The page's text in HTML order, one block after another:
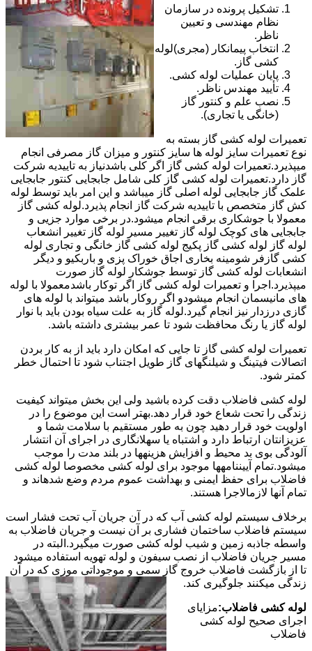
تشکیل پرونده در سازمان
نظام مهندسی و تعیین
ناظر.
انتخاب پیمانکار (مجری)لوله
کشی گاز.
پایان عملیات لوله کشی.
تأیید مهندس ناظر.
نصب علم و کنتور گاز
(خانگی یا تجاری).
تعمیرات لوله کشی گاز بسته به
نوع تعمیرات سایز لوله ها سایز کنتور و میزان گاز مصرفی انجام
میپذیرد.تعمیرات لوله کشی گاز اگر کلی باشدنیاز به تاییدیه شرکت
گاز دارد.تعمیرات لوله کشی گاز کلی شامل جابجایی کنتور جابجایی
علمک گاز جابجایی لوله اصلی گاز میباشد و این امر باید توسط لوله
کش گاز متخصص با تاییدیه شرکت گاز انجام پذیرد.لوله کشی گاز
معمولا با جوشکاری برقی انجام میشود.در برخی موارد جزیی و
جابجایی های کوچک لوله گاز تغییر مسیر لوله گاز تغییر انشعاب
لوله گاز لوله کشی گاز پکیج لوله کشی گاز خانگی و تجاری لوله
کشی گازفر شومینه بخاری اجاق خوراک پزی و باربکیو و دیگر
انشعابات لوله کشی گاز توسط جوشکار لوله گاز صورت
میپذیرد.اجرا و تعمیرات لوله کشی گاز اگر توکار باشدمعمولا با لوله
های مانیسمان انجام میشودو اگر روکار باشد میتواند با لوله های
گازی درزدار نیز انجام گیرد.لوله گاز به علت سیاه بودن باید با نوار
لوله گاز یا رنگ محافظت شود تا عمر بیشتری داشته باشد.
تعمیرات لوله کشی گاز تا جایی که امکان دارد باید از به کار بردن
اتصالات فیتینگ و شیلنگهای گاز طویل اجتناب شود تا احتمال خطر
کمتر شود.
لوله کشی فاضلاب دقت کرده باشید ولی این بخش میتواند کیفیت
زندگی را تحت شعاع خود قرار دهد.بهتر است این موضوع را در
اولویت خود قرار دهید چون به طور مستقیم با سلامت شما و
عزیزانتان ارتباط دارد و اشتباه یا سهلانگاری در اجرای آن انتشار
آلودگی بوی بد محیط و افزایش هزینهها در بلند مدت را موجب
میشود.تمام آییننامهها موجود برای لوله کشی مخصوصا لوله کشی
فاضلاب برای حفظ ایمنی و بهداشت عموم مردم وضع شدهاند و
تمام آنها لازمالاجرا هستند.
برخلاف سیستم لوله کشی آب که در آن جریان آب تحت فشار است
سیستم فاضلاب ساختمان فشاری بر آن نیست و جریان فاضلاب به
واسطه جاذبه زمین و شیب لوله کشی صورت میگیرد.البته در
مسیر جریان فاضلاب از نصب سیفون و لوله تهویه استفاده میشود
تا از بازگشت فاضلاب خروج گاز سمی و موجوداتی موزی که در آن
زندگی میکنند جلوگیری کند.
لوله کشی فاضلاب:مزایای
اجرای صحیح لوله کشی
فاضلاب